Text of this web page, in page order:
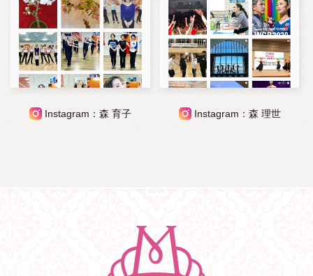
Instagram：森 育子 Instagram：森 理世